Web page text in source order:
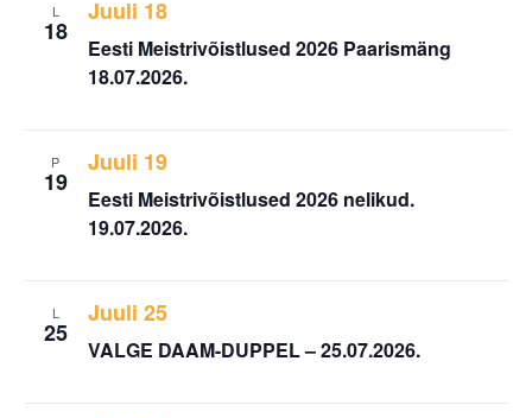
L
18
Juuli 18
Eesti Meistrivõistlused 2026 Paarismäng
18.07.2026.
P
19
Juuli 19
Eesti Meistrivõistlused 2026 nelikud.
19.07.2026.
L
25
Juuli 25
VALGE DAAM-DUPPEL – 25.07.2026.